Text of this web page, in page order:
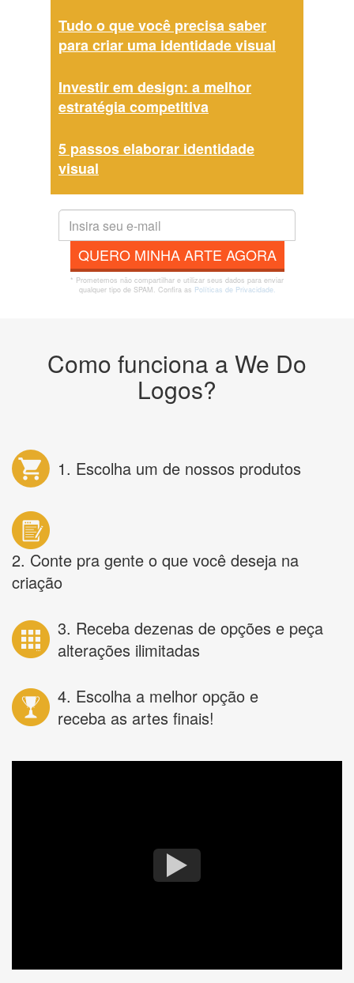
Tudo o que você precisa saber
para criar uma identidade visual
Investir em design: a melhor
estratégia competitiva
5 passos elaborar identidade
visual
QUERO MINHA ARTE AGORA
* Prometemos não compartilhar e utilizar seus dados para enviar
qualquer tipo de SPAM. Confira as Políticas de Privacidade.
Como funciona a We Do
Logos?
1. Escolha um de nossos produtos
2. Conte pra gente o que você deseja na
criação
3. Receba dezenas de opções e peça
alterações ilimitadas
4. Escolha a melhor opção e
receba as artes finais!